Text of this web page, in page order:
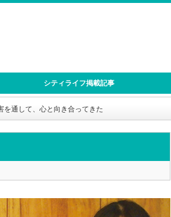
シティライフ掲載記事
を通して、心と向き合ってきた